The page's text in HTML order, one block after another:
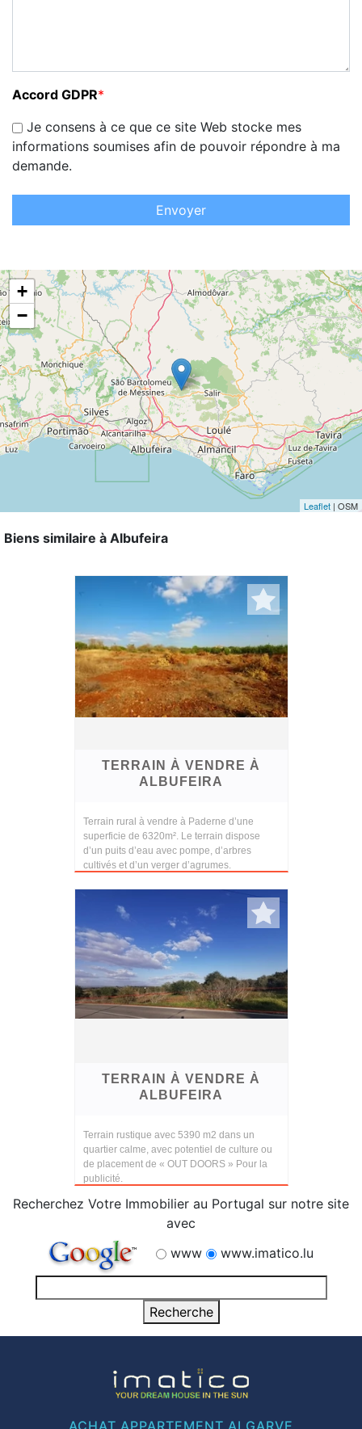
Accord GDPR*
Je consens à ce que ce site Web stocke mes
informations soumises afin de pouvoir répondre à ma
demande.
Envoyer
+
−
Leaflet | OSM
Biens similaire à Albufeira
TERRAIN À VENDRE À
ALBUFEIRA
Terrain rural à vendre à Paderne d’une
superficie de 6320m². Le terrain dispose
d’un puits d’eau avec pompe, d’arbres
cultivés et d’un verger d’agrumes.
TERRAIN À VENDRE À
ALBUFEIRA
Terrain rustique avec 5390 m2 dans un
quartier calme, avec potentiel de culture ou
de placement de « OUT DOORS » Pour la
publicité.
Recherchez Votre Immobilier au Portugal sur notre site
avec
www
www.imatico.lu